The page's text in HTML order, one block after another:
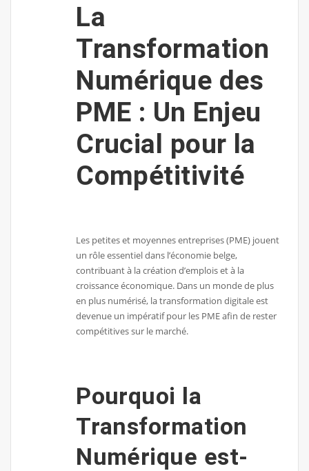
La
Transformation
Numérique des
PME : Un Enjeu
Crucial pour la
Compétitivité
Les petites et moyennes entreprises (PME) jouent
un rôle essentiel dans l’économie belge,
contribuant à la création d’emplois et à la
croissance économique. Dans un monde de plus
en plus numérisé, la transformation digitale est
devenue un impératif pour les PME afin de rester
compétitives sur le marché.
Pourquoi la
Transformation
Numérique est-